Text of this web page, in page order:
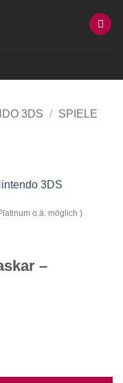
3DS / SPIELE
o.ä. möglich )
–